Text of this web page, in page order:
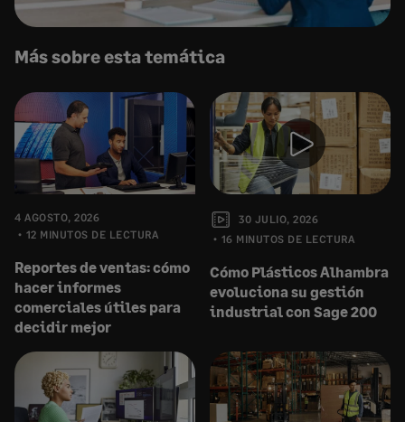
Más sobre esta temática
4 AGOSTO, 2026
12 MINUTOS DE LECTURA
Reportes de ventas: cómo
hacer informes
comerciales útiles para
decidir mejor
30 JULIO, 2026
16 MINUTOS DE LECTURA
Cómo Plásticos Alhambra
evoluciona su gestión
industrial con Sage 200